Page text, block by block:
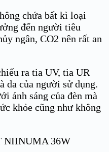
chứa bất kì loại
đến người tiêu
ngân, CO2 nên rất an
ra tia UV, tia UR
da của người sử dụng.
ánh sáng của đèn mà
khỏe cũng như không